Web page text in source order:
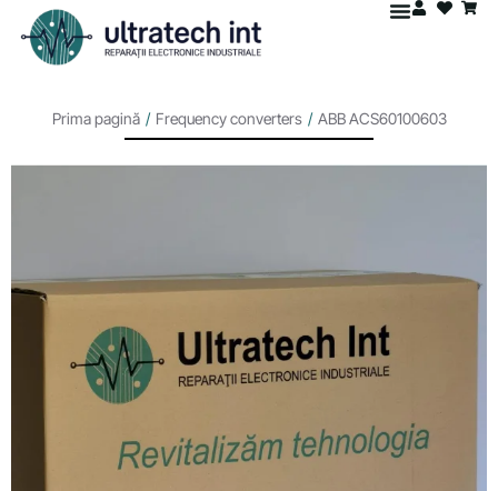
Prima pagină / Frequency converters / ABB ACS60100603